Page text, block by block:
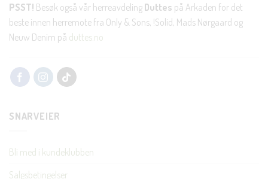
PSST! Besøk også vår herreavdeling Duttes på Arkaden for det
beste innen herremote fra Only & Sons, !Solid, Mads Nørgaard og
Neuw Denim på duttes.no
SNARVEIER
Bli med i kundeklubben
Salgsbetingelser